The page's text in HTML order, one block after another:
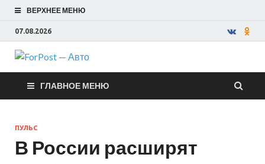
ВЕРХНЕЕ МЕНЮ
07.08.2026
ForPost —
Авто
ГЛАВНОЕ МЕНЮ
ПУЛЬС
В России расширят